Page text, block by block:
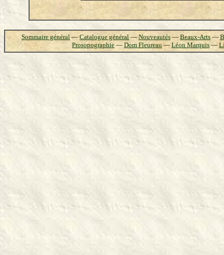
Sommaire général— Catalogue général—Nouveautés —Beaux-Arts —
Prosopographie— Dom Fleureau— Léon Marquis—